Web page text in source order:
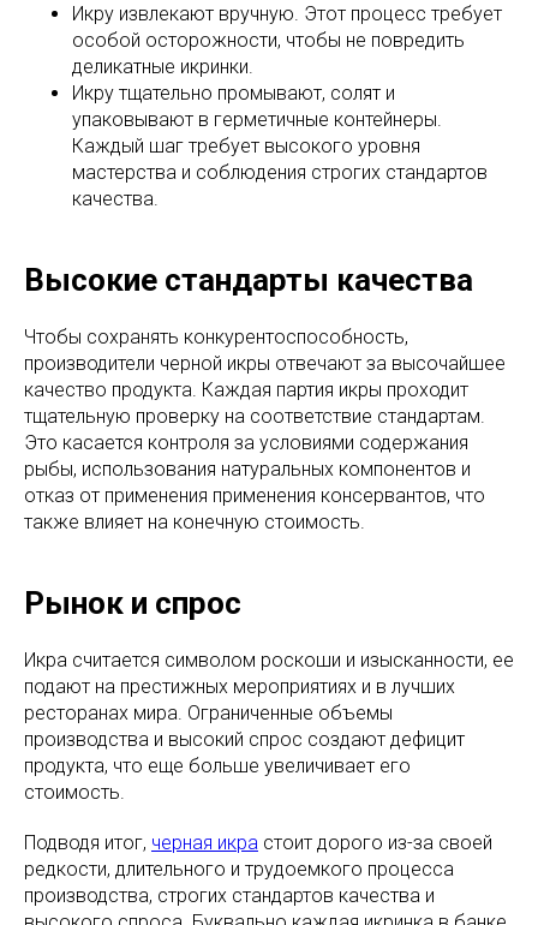
Икру извлекают вручную. Этот процесс требует
особой осторожности, чтобы не повредить
деликатные икринки.
Икру тщательно промывают, солят и
упаковывают в герметичные контейнеры.
Каждый шаг требует высокого уровня
мастерства и соблюдения строгих стандартов
качества.
Высокие стандарты качества
Чтобы сохранять конкурентоспособность,
производители черной икры отвечают за высочайшее
качество продукта. Каждая партия икры проходит
тщательную проверку на соответствие стандартам.
Это касается контроля за условиями содержания
рыбы, использования натуральных компонентов и
отказ от применения применения консервантов, что
также влияет на конечную стоимость.
Рынок и спрос
Икра считается символом роскоши и изысканности, ее
подают на престижных мероприятиях и в лучших
ресторанах мира. Ограниченные объемы
производства и высокий спрос создают дефицит
продукта, что еще больше увеличивает его
стоимость.
Подводя итог, черная икра стоит дорого из-за своей
редкости, длительного и трудоемкого процесса
производства, строгих стандартов качества и